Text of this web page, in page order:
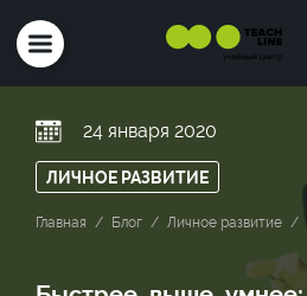
24 января 2020
ЛИЧНОЕ РАЗВИТИЕ
Главная Блог Личное развитие